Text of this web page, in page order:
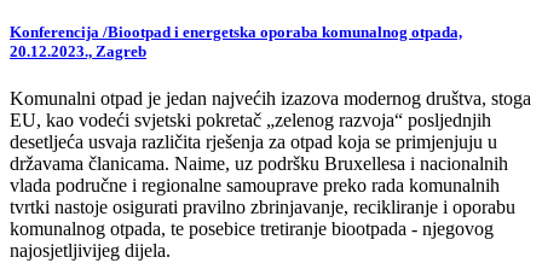
Konferencija /Biootpad i energetska oporaba komunalnog otpada,
20.12.2023., Zagreb
Komunalni otpad je jedan najvećih izazova modernog društva, stoga
EU, kao vodeći svjetski pokretač „zelenog razvoja“ posljednjih
desetljeća usvaja različita rješenja za otpad koja se primjenjuju u
državama članicama. Naime, uz podršku Bruxellesa i nacionalnih
vlada područne i regionalne samouprave preko rada komunalnih
tvrtki nastoje osigurati pravilno zbrinjavanje, recikliranje i oporabu
komunalnog otpada, te posebice tretiranje biootpada - njegovog
najosjetljivijeg dijela.